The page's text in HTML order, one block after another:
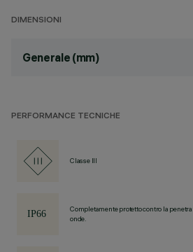
DIMENSIONI
Generale (mm)
PERFORMANCE TECNICHE
Classe III
Completamente protetto contro la
onde.